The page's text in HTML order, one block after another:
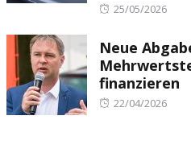
Posted
25/05/2026
Neue
finanzieren
Posted
22/04/2026